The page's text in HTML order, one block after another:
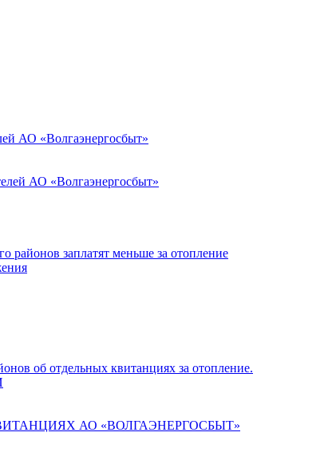
АО «Волгаэнергосбыт»
АО «Волгаэнергосбыт»
районов заплатят меньше за отопление
об отдельных квитанциях за отопление.
АО «ВОЛГАЭНЕРГОСБЫТ»